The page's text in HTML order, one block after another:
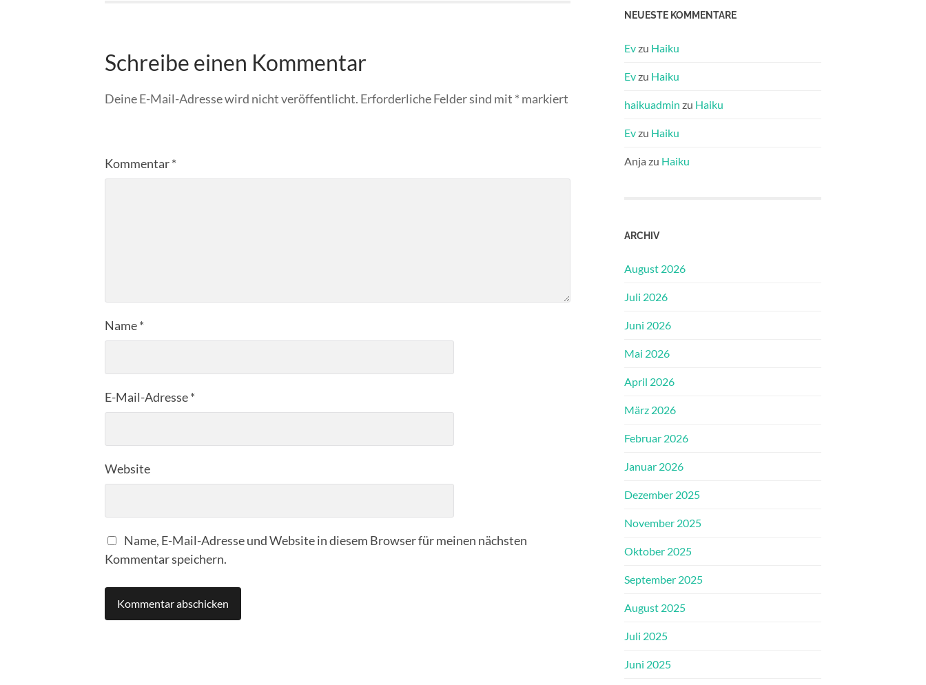
Schreibe einen Kommentar
Deine E-Mail-Adresse wird nicht veröffentlicht. Erforderliche Felder sind mit * markiert
Kommentar*
Name*
E-Mail-Adresse*
Website
Name, E-Mail-Adresse und Website in diesem Browser für meinen nächsten
Kommentar speichern.
NEUESTE KOMMENTARE
Evzu Haiku
Evzu Haiku
haikuadmin zu Haiku
Evzu Haiku
Anja zu Haiku
ARCHIV
August 2026
Juli 2026
Juni 2026
Mai 2026
April 2026
März 2026
Februar 2026
Januar 2026
Dezember 2025
November 2025
Oktober 2025
September 2025
August 2025
Juli 2025
Juni 2025